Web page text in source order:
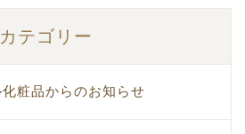
カテゴリー
粧品からのお知らせ